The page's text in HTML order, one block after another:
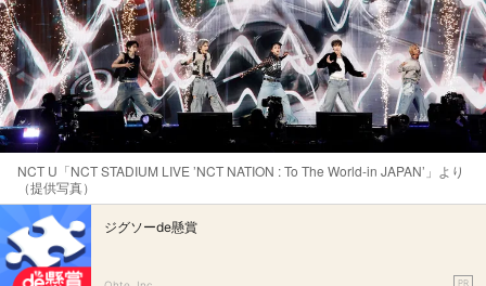
NCT U「NCT STADIUM LIVE ’NCT NATION : To The World-in JAPAN’」より
（提供写真）
ジグソーde懸賞
PR